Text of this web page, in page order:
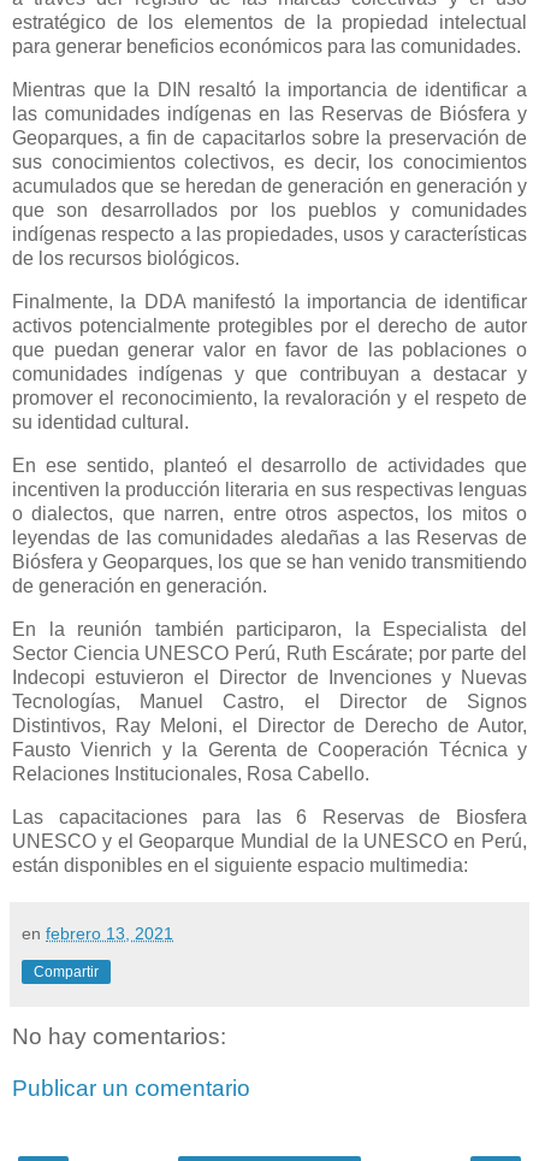
estratégico de los elementos de la propiedad intelectual
para generar beneficios económicos para las comunidades.
Mientras que la DIN resaltó la importancia de identificar a
las comunidades indígenas en las Reservas de Biósfera y
Geoparques, a fin de capacitarlos sobre la preservación de
sus conocimientos colectivos, es decir, los conocimientos
acumulados que se heredan de generación en generación y
que son desarrollados por los pueblos y comunidades
indígenas respecto a las propiedades, usos y características
de los recursos biológicos.
Finalmente, la DDA manifestó la importancia de identificar
activos potencialmente protegibles por el derecho de autor
que puedan generar valor en favor de las poblaciones o
comunidades indígenas y que contribuyan a destacar y
promover el reconocimiento, la revaloración y el respeto de
su identidad cultural.
En ese sentido, planteó el desarrollo de actividades que
incentiven la producción literaria en sus respectivas lenguas
o dialectos, que narren, entre otros aspectos, los mitos o
leyendas de las comunidades aledañas a las Reservas de
Biósfera y Geoparques, los que se han venido transmitiendo
de generación en generación.
En la reunión también participaron, la Especialista del
Sector Ciencia UNESCO Perú, Ruth Escárate; por parte del
Indecopi estuvieron el Director de Invenciones y Nuevas
Tecnologías, Manuel Castro, el Director de Signos
Distintivos, Ray Meloni, el Director de Derecho de Autor,
Fausto Vienrich y la Gerenta de Cooperación Técnica y
Relaciones Institucionales, Rosa Cabello.
Las capacitaciones para las 6 Reservas de Biosfera
UNESCO y el Geoparque Mundial de la UNESCO en Perú,
están disponibles en e l siguiente espacio multimedia:
en febrero 13, 2021
Compartir
No hay comentarios:
Publicar un comentario